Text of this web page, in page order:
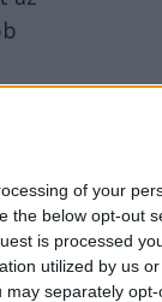
of your
the below opt-out
is processed
utilized by us
may separately
fel az
utalt,